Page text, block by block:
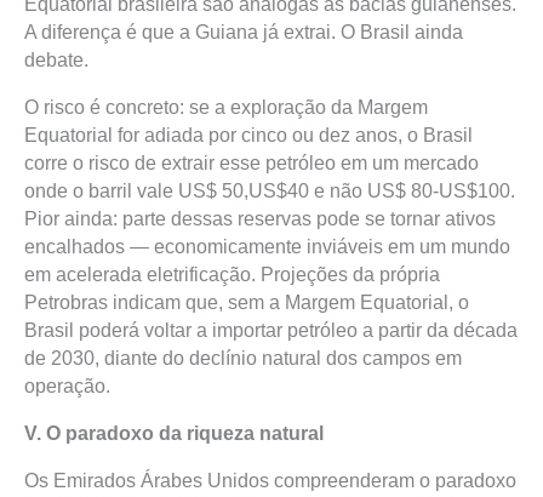
Equatorial brasileira são análogas às bacias guianenses.
A diferença é que a Guiana já extrai. O Brasil ainda
debate.
O risco é concreto: se a exploração da Margem
Equatorial for adiada por cinco ou dez anos, o Brasil
corre o risco de extrair esse petróleo em um mercado
onde o barril vale US$ 50,US$40 e não US$ 80-US$100.
Pior ainda: parte dessas reservas pode se tornar ativos
encalhados — economicamente inviáveis em um mundo
em acelerada eletrificação. Projeções da própria
Petrobras indicam que, sem a Margem Equatorial, o
Brasil poderá voltar a importar petróleo a partir da década
de 2030, diante do declínio natural dos campos em
operação.
V. O paradoxo da riqueza natural
Os Emirados Árabes Unidos compreenderam o paradoxo